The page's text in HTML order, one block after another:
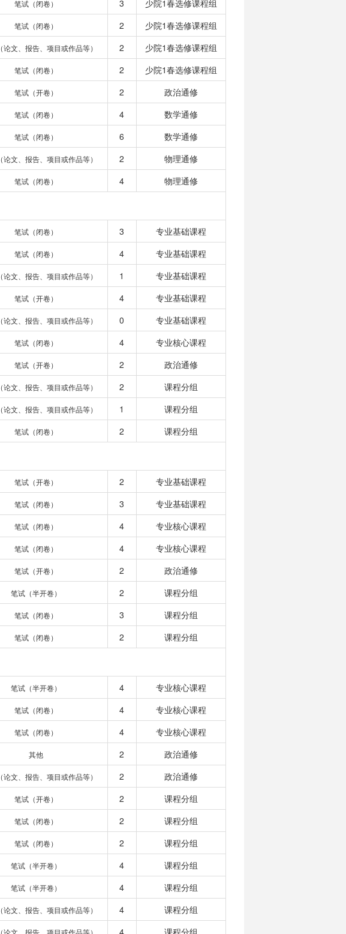
笔试（闭卷） 3
少院1春选修课程组
笔试（闭卷） 2
少院1春选修课程组
论文、报告、项目或作品等） 2
少院1春选修课程组
笔试（闭卷） 2
少院1春选修课程组
笔试（开卷） 2
政治通修
笔试（闭卷） 4
数学通修
笔试（闭卷） 6
数学通修
论文、报告、项目或作品等） 2
物理通修
笔试（闭卷） 4 物理通修
笔试（闭卷） 3
专业基础课程
笔试（闭卷） 4
专业基础课程
论文、报告、项目或作品等） 1
专业基础课程
笔试（开卷） 4
专业基础课程
论文、报告、项目或作品等） 0
专业基础课程
笔试（闭卷） 4
专业核心课程
笔试（开卷） 2
政治通修
论文、报告、项目或作品等） 2
课程分组
论文、报告、项目或作品等） 1
课程分组
笔试（闭卷） 2 课程分组
笔试（开卷） 2
专业基础课程
笔试（闭卷） 3
专业基础课程
笔试（闭卷） 4
专业核心课程
笔试（闭卷） 4
专业核心课程
笔试（开卷） 2
政治通修
笔试（半开卷） 2
课程分组
笔试（闭卷） 3
课程分组
笔试（闭卷） 2 课程分组
笔试（半开卷） 4
专业核心课程
笔试（闭卷） 4
专业核心课程
笔试（闭卷） 4
专业核心课程
其他 2
政治通修
论文、报告、项目或作品等） 2
政治通修
笔试（开卷） 2
课程分组
笔试（闭卷） 2
课程分组
笔试（闭卷） 2
课程分组
笔试（半开卷） 4
课程分组
笔试（半开卷） 4
课程分组
论文、报告、项目或作品等） 4
课程分组
论文、报告、项目或作品等） 4 课程分组